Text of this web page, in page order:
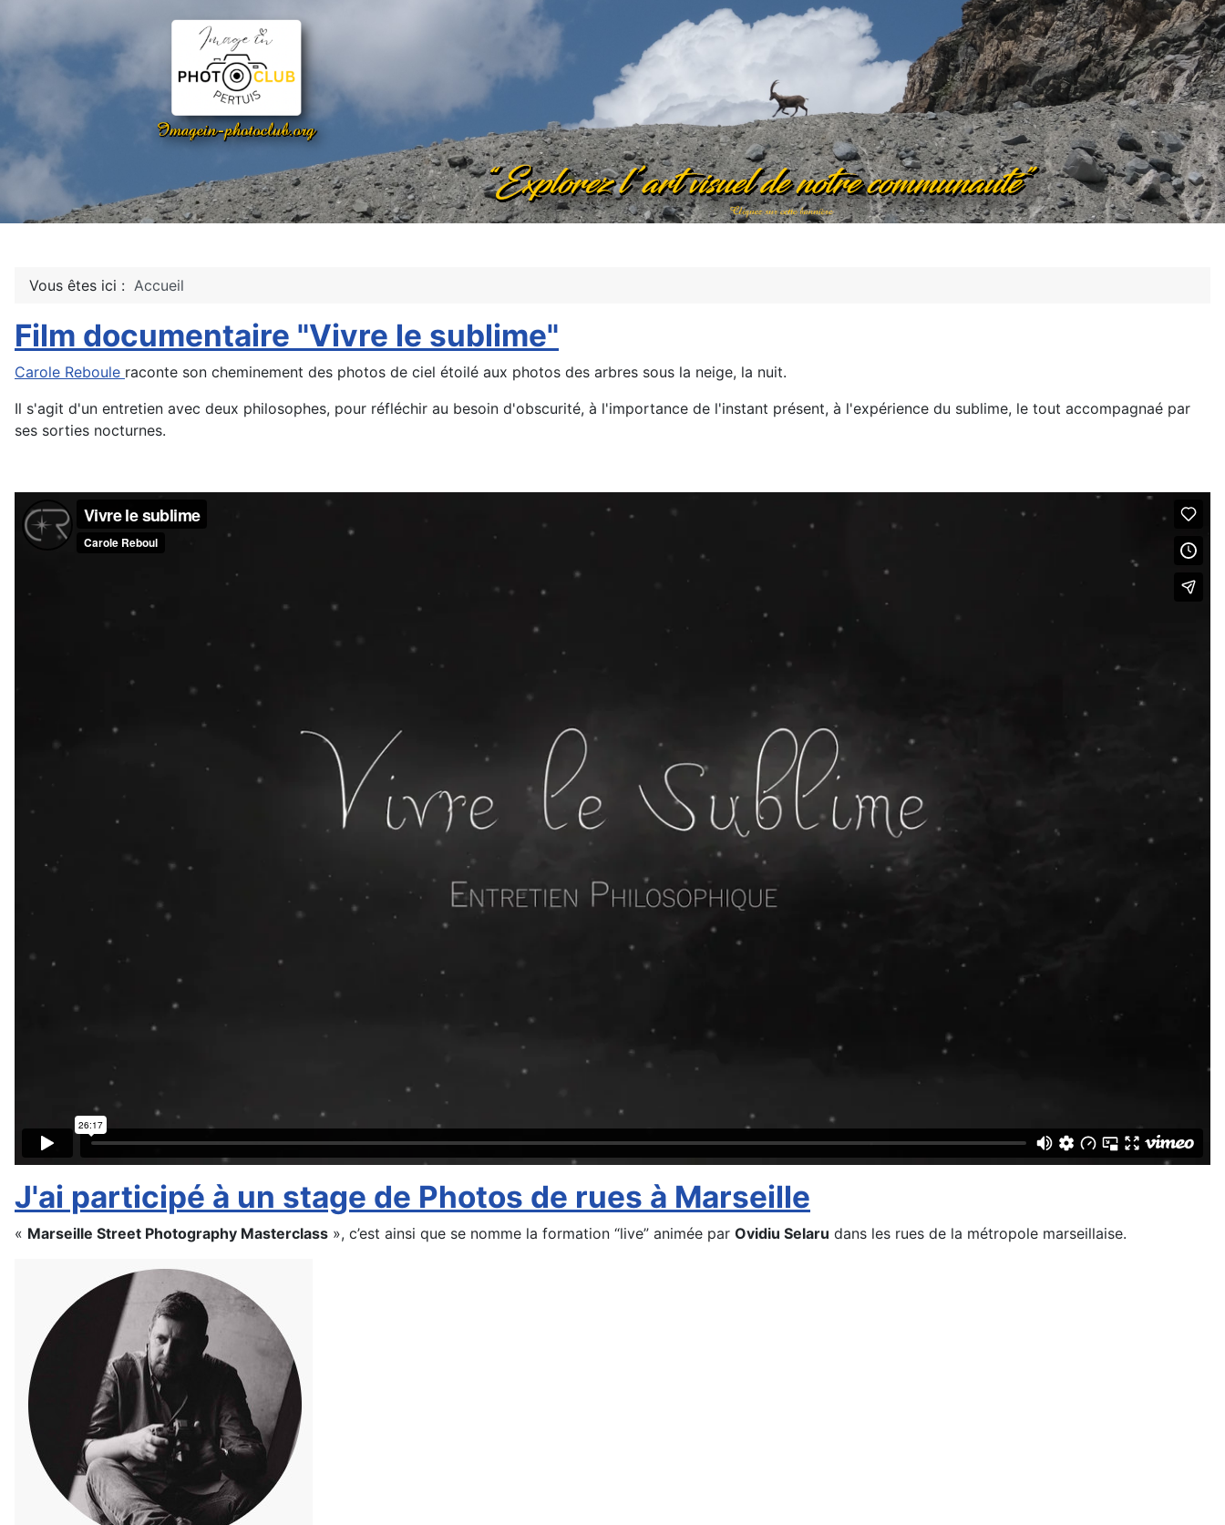
Vous êtes ici : Accueil
Film documentaire "Vivre le sublime"
Carole Reboule raconte son cheminement des photos de ciel étoilé aux photos des arbres sous la neige, la nuit.
Il s'agit d'un entretien avec deux philosophes, pour réfléchir au besoin d'obscurité, à l'importance de l'instant présent, à l'expérience du sublime, le tout accompagnaé par
ses sorties nocturnes.
J'ai participé à un stage de Photos de rues à Marseille
« Marseille Street Photography Masterclass », c’est ainsi que se nomme la formation “live” animée par Ovidiu Selaru dans les rues de la métropole marseillaise.